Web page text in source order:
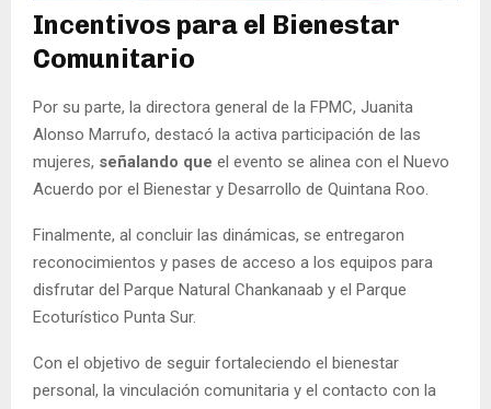
Incentivos para el Bienestar
Comunitario
Por su parte, la directora general de la FPMC, Juanita
Alonso Marrufo, destacó la activa participación de las
mujeres, señalando que el evento se alinea con el Nuevo
Acuerdo por el Bienestar y Desarrollo de Quintana Roo.
Finalmente, al concluir las dinámicas, se entregaron
reconocimientos y pases de acceso a los equipos para
disfrutar del Parque Natural Chankanaab y el Parque
Ecoturístico Punta Sur.
Con el objetivo de seguir fortaleciendo el bienestar
personal, la vinculación comunitaria y el contacto con la